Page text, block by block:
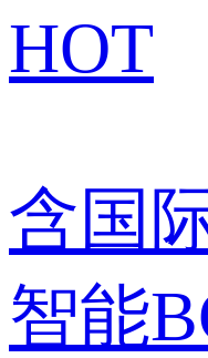
HOT
含国
智能